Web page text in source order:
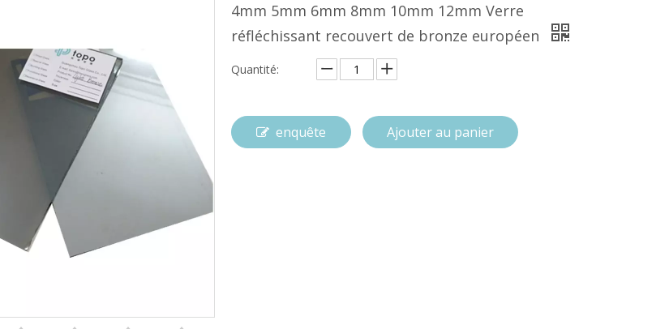
4mm 5mm 6mm 8mm 10mm 12mm Verre
réfléchissant recouvert de bronze européen
Quantité:
enquête Ajouter au panier